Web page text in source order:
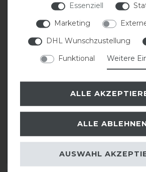
FS26
statt 109,00 €
Paar
ARTIKEL MERKEN
FS26
statt
87,20 €
1 Paar
Essenziell
Marketing
DHL Wunschzustellung
Funktional
Weitere
ALLE
ALLE
AUSWAHL